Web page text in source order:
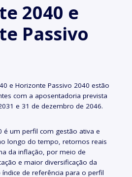
2040 e
Passivo
e Horizonte Passivo 2040 estão
com a aposentadoria prevista
e 31 de dezembro de 2046.
é um perfil com gestão ativa e
longo do tempo, retornos reais
da inflação, por meio de
e maior diversificação da
de referência para o perfil